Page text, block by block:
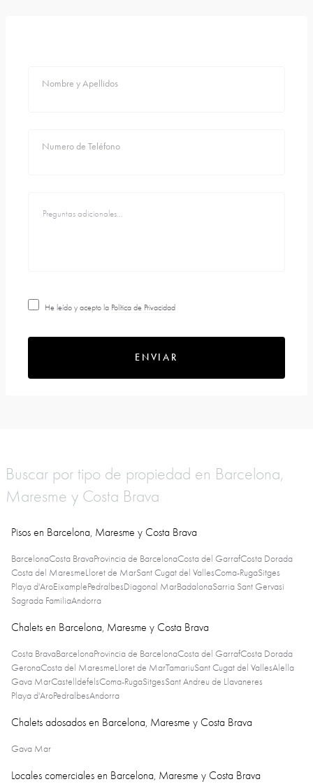
Nombre y Apellidos
Numero de Teléfono
He leído y acepto la Política de Privacidad
ENVIAR
Buscar por tipo de propiedad en Barcelona,
Maresme y Costa Brava
Pisos en Barcelona, Maresme y Costa Brava
BarcelonaCosta BravaProvincia de BarcelonaCosta del GarrafCosta Dorada
Costa del MaresmeLloret de MarSant Cugat del VallesComa-RugaSitges
Playa d'AroEixamplePedralbesDiagonal MarBadalonaSarria Sant Gervasi
Sagrada FamiliaAndorra
Chalets en Barcelona, Maresme y Costa Brava
Costa BravaBarcelonaProvincia de BarcelonaCosta del GarrafCosta Dorada
GeronaCosta del MaresmeLloret de MarTamariuSant Cugat del VallesAlella
Gava MarCastelldefelsComa-RugaSitgesSant Andreu de Llavaneres
Playa d'AroPedralbesAndorra
Chalets adosados en Barcelona, Maresme y Costa Brava
Gava Mar
Locales comerciales en Barcelona, Maresme y Costa Brava